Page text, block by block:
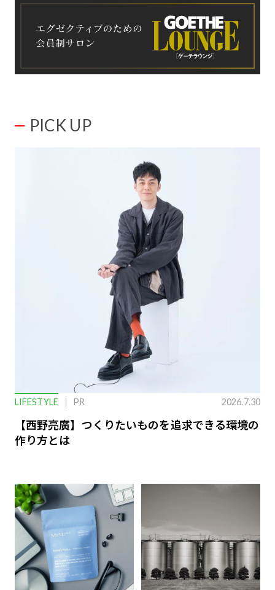
PICK UP
LIFESTYLE PR 2026.7.30
【西野亮廣】つくりたいものを追求できる環境の
作り方とは